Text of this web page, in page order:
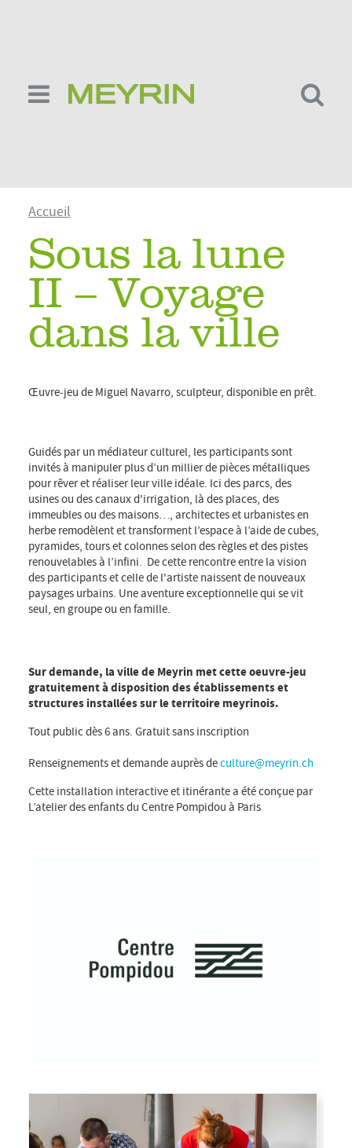
Fil
d'Ariane
Accueil
Sous la lune
II – Voyage
dans la ville
Œuvre-jeu de Miguel Navarro, sculpteur, disponible en prêt.
Guidés par un médiateur culturel, les participants sont
invités à manipuler plus d’un millier de pièces métalliques
pour rêver et réaliser leur ville idéale. Ici des parcs, des
usines ou des canaux d'irrigation, là des places, des
immeubles ou des maisons…, architectes et urbanistes en
herbe remodèlent et transforment l’espace à l’aide de cubes,
pyramides, tours et colonnes selon des règles et des pistes
renouvelables à l’infini. De cette rencontre entre la vision
des participants et celle de l'artiste naissent de nouveaux
paysages urbains. Une aventure exceptionnelle qui se vit
seul, en groupe ou en famille.
Sur demande, la ville de Meyrin met cette oeuvre-jeu
gratuitement à disposition des établissements et
structures installées sur le territoire meyrinois.
Tout public dès 6 ans. Gratuit sans inscription
Renseignements et demande auprès deculture@meyrin.ch
Cette installation interactive et itinérante a été conçue par
L’atelier des enfants du Centre Pompidou à Paris